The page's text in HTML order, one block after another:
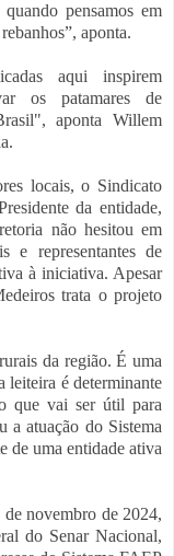
pensamos em
aponta.
aqui inspirem
os patamares de
aponta Willem
locais, o Sindicato
da entidade,
não hesitou em
e representantes de
à iniciativa. Apesar
trata o projeto
da região. É uma
leiteira é determinante
que vai ser útil para
a atuação do Sistema
de uma entidade ativa
novembro de 2024,
do Senar Nacional,